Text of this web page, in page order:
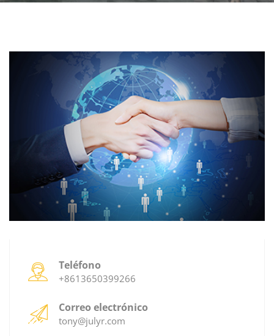
Teléfono
+8613650399266
Correo electrónico
tony@julyr.com